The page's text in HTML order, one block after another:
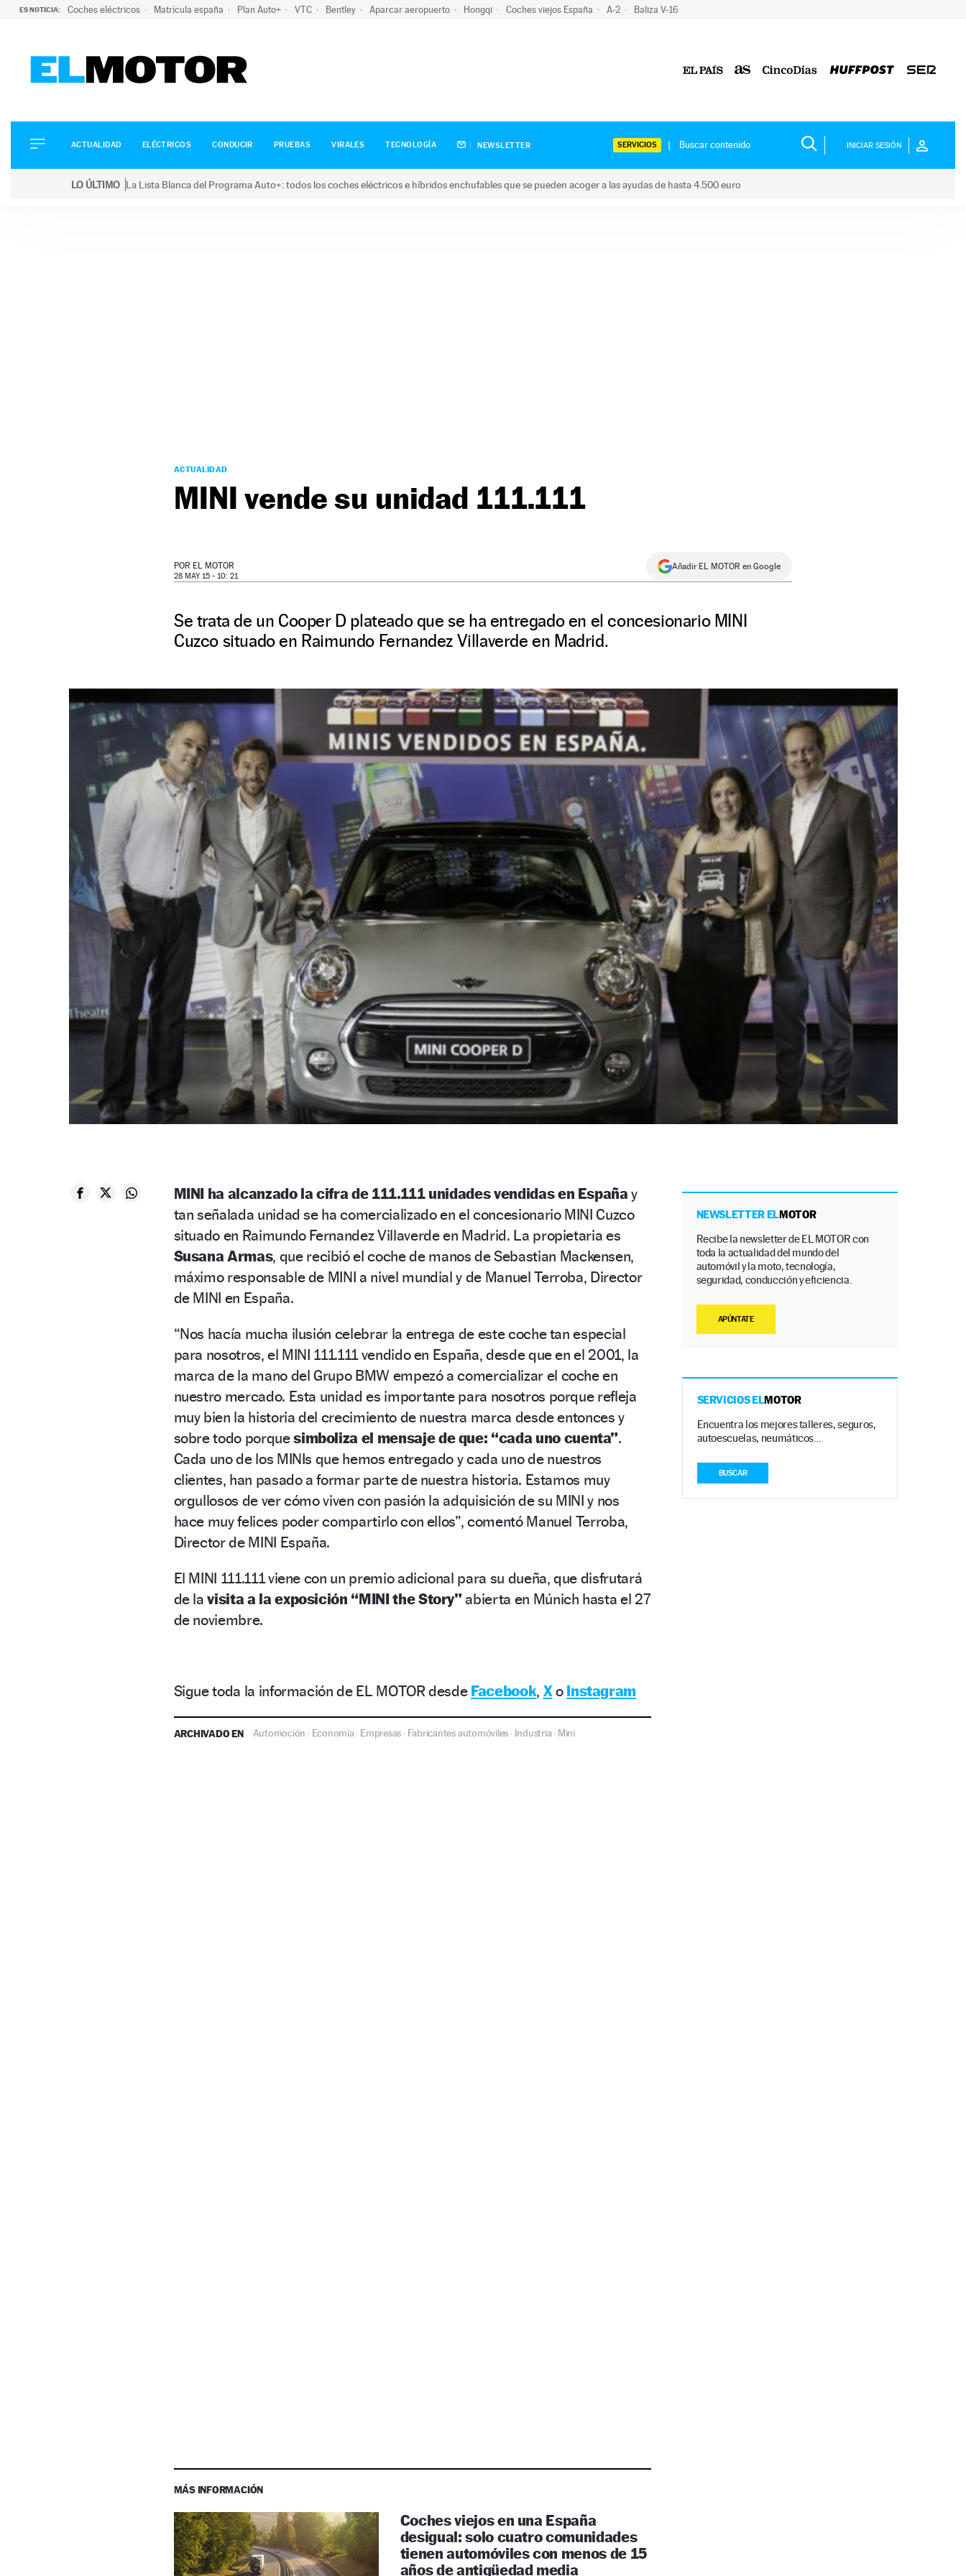
ES NOTICIA: Coches eléctricos Matrícula españa Plan Auto+ VTC Bentley Aparcar aeropuerto Hongqi Coches viejos España A-2 Baliza V-16
ELÉCTRICOS
CONDUCIR
ACTUALIDAD ELÉCTRICOS CONDUCIR PRUEBAS VIRALES TECNOLOGÍA NEWSLETTER SERVICIOS INICIAR SESIÓN
LO ÚLTIMO La Lista Blanca del Programa Auto+: todos los coches eléctricos e híbridos enchufables que se pueden acoger a las ayudas de hasta 4.500 euro
ACTUALIDAD
MINI vende su unidad 111.111
POR EL MOTOR
28 MAY 15 - 10: 21
Añadir EL MOTOR en Google
Se trata de un Cooper D plateado que se ha entregado en el concesionario MINI
Cuzco situado en Raimundo Fernandez Villaverde en Madrid.
MINI ha alcanzado la cifra de 111.111 unidades vendidas en España y
tan señalada unidad se ha comercializado en el concesionario MINI Cuzco
situado en Raimundo Fernandez Villaverde en Madrid. La propietaria es
Susana Armas, que recibió el coche de manos de Sebastian Mackensen,
máximo responsable de MINI a nivel mundial y de Manuel Terroba, Director
de MINI en España.
“Nos hacía mucha ilusión celebrar la entrega de este coche tan especial
para nosotros, el MINI 111.111 vendido en España, desde que en el 2001, la
marca de la mano del Grupo BMW empezó a comercializar el coche en
nuestro mercado. Esta unidad es importante para nosotros porque refleja
muy bien la historia del crecimiento de nuestra marca desde entonces y
sobre todo porquesimboliza el mensaje de que: “cada uno cuenta”.
Cada uno de los MINIs que hemos entregado y cada uno de nuestros
clientes, han pasado a formar parte de nuestra historia. Estamos muy
orgullosos de ver cómo viven con pasión la adquisición de su MINI y nos
hace muy felices poder compartirlo con ellos”, comentó Manuel Terroba,
Director de MINI España.
El MINI 111.111 viene con un premio adicional para su dueña, que disfrutará
de lavisita a la exposición “MINI the Story” abierta en Múnich hasta el 27
de noviembre.
Sigue toda la información de EL MOTOR desde Facebook, Xo Instagram
ARCHIVADO EN Automoción · Economía· Empresas · Fabricantes automóviles · Industria· Mini
MÁS INFORMACIÓN
Coches viejos en una España
desigual: solo cuatro comunidades
tienen automóviles con menos de 15
años de antigüedad media
NEWSLETTER ELMOTOR
Recibe la newsletter de EL MOTOR con
toda la actualidad del mundo del
automóvil y la moto, tecnología,
seguridad, conducción y eficiencia.
APÚNTATE
SERVICIOS ELMOTOR
Encuentra los mejores talleres, seguros,
autoescuelas, neumáticos…
BUSCAR